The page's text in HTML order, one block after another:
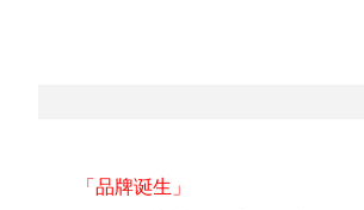
「品牌诞生」